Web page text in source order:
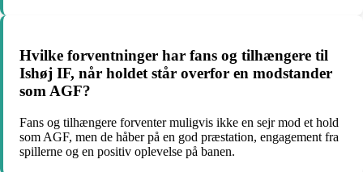
Hvilke forventninger har fans og tilhængere til
Ishøj IF, når holdet står overfor en modstander
som AGF?
Fans og tilhængere forventer muligvis ikke en sejr mod et hold
som AGF, men de håber på en god præstation, engagement fra
spillerne og en positiv oplevelse på banen.